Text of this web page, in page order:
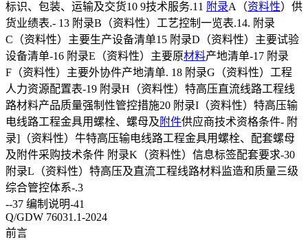
标识、包装、运输及交货10 9技术服务.11 附录A（资料性）供
货业绩表.- 13 附录B（资料性）工艺控制一览表.14. 附录
C（资料性）主要生产设备清单15 附录D（资料性）主要试验
设备清单-16 附录E（资料性）主要原材料产地清单-17 附录
F（资料性）主要外协件产地清单. 18 附录G（资料性）工程
人力资源配置表-19 附录H（资料性）特高压直流线路工程线
路材料产品质量强制性管控措施20 附录I（资料性）特高压输
电线路工程金具用螺栓、螺母及 附件供应商技术资格条件- 附
录]（资料性）牛特高压输电线路工程金具用螺栓、配套螺母
及附件采购技术条件 附录K（资料性）信息标签配套要求-30
附录L（资料性）特高压及直流工程线路材料监造和质量三级
综合管控体系-.3
--37 编制说明-41
Q/GDW 76031.1-2024
前言